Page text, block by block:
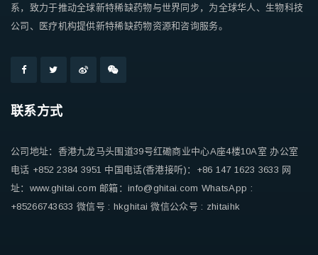
系，致力于推动全球新特稀缺药物与世界同步，为全球华人、生物科技
公司、医疗机构提供新特稀缺药物资源和咨询服务。
联系方式
公司地址：香港九龙马头围道39号红磡商业中心A座4楼10A室 办公室
电话 +852 2384 3951 中国电话(香港接听)：+86 147 1623 3633 网
址：www.ghitai.com 邮箱：info@ghitai.com WhatsApp :
+85266743633 微信号 : hkghitai 微信公众号 : zhitaihk